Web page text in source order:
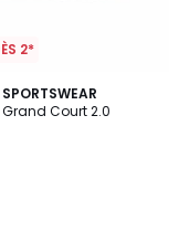
2*
Court 2.0